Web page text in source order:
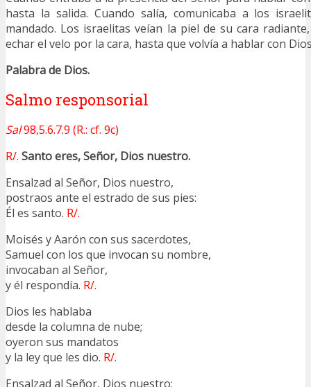
hasta la salida. Cuando salía, comunicaba a los
mandado. Los israelitas veían la piel de su cara
echar el velo por la cara, hasta que volvía a hablar con
Palabra de Dios.
Salmo responsorial
Sal98,5.6.7.9 (R.: cf. 9c)
R/. Santo eres, Señor, Dios nuestro.
Ensalzad al Señor, Dios nuestro,
postraos ante el estrado de sus pies:
Él es santo. R/.
Moisés y Aarón con sus sacerdotes,
Samuel con los que invocan su nombre,
invocaban al Señor,
y él respondía. R/.
Dios les hablaba
desde la columna de nube;
oyeron sus mandatos
y la ley que les dio. R/.
Ensalzad al Señor, Dios nuestro;